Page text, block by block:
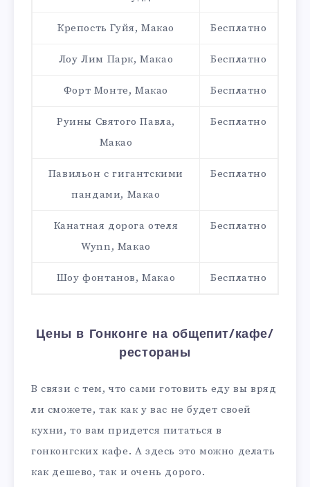
Крепость Гуйя, Макао Бесплатно
Лоу Лим Парк, Макао Бесплатно
Форт Монте, Макао Бесплатно
Руины Святого Павла,
Макао
Бесплатно
Павильон с гигантскими
пандами, Макао
Бесплатно
Канатная дорога отеля
Wynn, Макао
Бесплатно
Шоу фонтанов, Макао Бесплатно
Цены в Гонконге на общепит/кафе/
рестораны
В связи с тем, что сами готовить еду вы вряд
ли сможете, так как у вас не будет своей
кухни, то вам придется питаться в
гонконгских кафе. А здесь это можно делать
как дешево, так и очень дорого.